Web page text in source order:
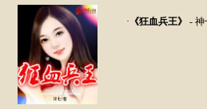
· 《狂血兵王》 - 神